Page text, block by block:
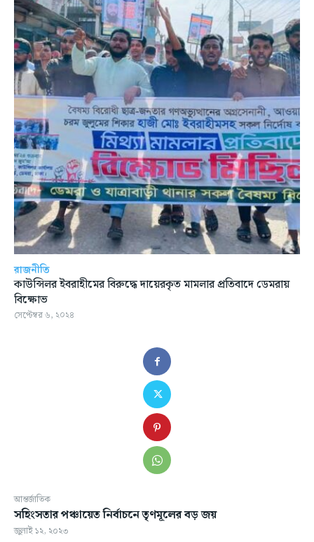
আন্তর্জাতিক
সহিংসতার পঞ্চায়েত নির্বাচনে তৃণমূলের বড় জয়
জুলাই ১২, ২০২৩
রাজনীতি
কাউন্সিলর ইবরাহীমের বিরুদ্ধে দায়েরকৃত মামলার প্রতিবাদে ডেমরায়
বিক্ষোভ
সেপ্টেম্বর ৬, ২০২৪